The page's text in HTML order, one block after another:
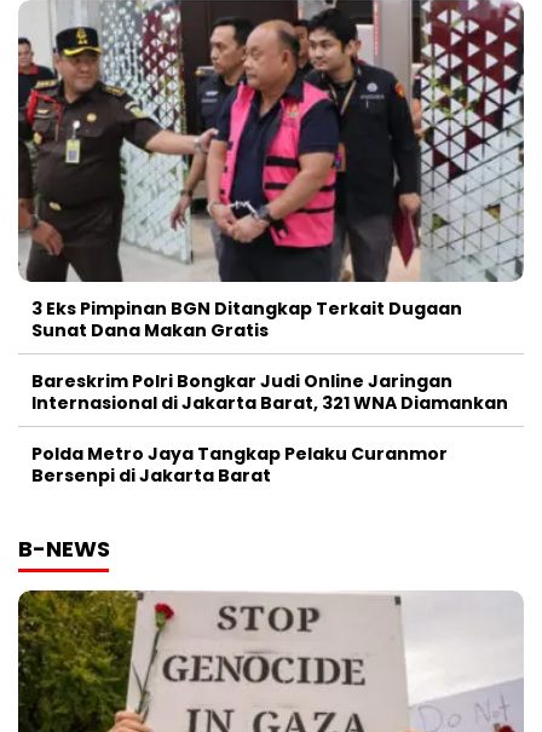
3 Eks Pimpinan BGN Ditangkap Terkait Dugaan
Sunat Dana Makan Gratis
Bareskrim Polri Bongkar Judi Online Jaringan
Internasional di Jakarta Barat, 321 WNA Diamankan
Polda Metro Jaya Tangkap Pelaku Curanmor
Bersenpi di Jakarta Barat
B-NEWS